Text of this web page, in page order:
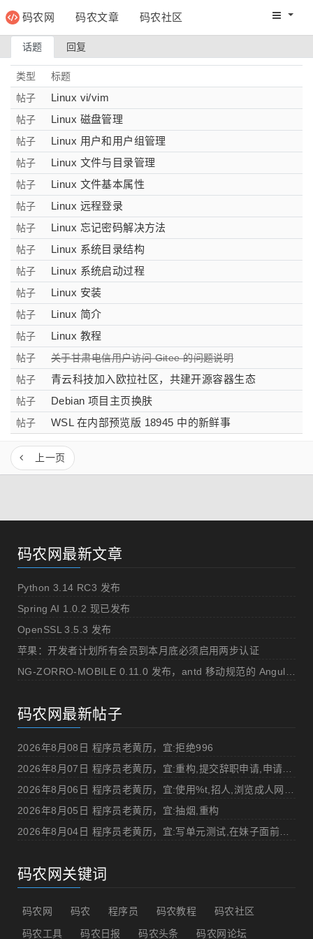
码农网 码农文章 码农社区 码农网
话题 回复
类型
标题
帖子
Linux vi/vim
帖子 Linux 磁盘管理
帖子 Linux 用户和用户组管理
帖子 Linux 文件与目录管理
帖子 Linux 文件基本属性
帖子 Linux 远程登录
帖子 Linux 忘记密码解决方法
帖子 Linux 系统目录结构
帖子 Linux 系统启动过程
帖子 Linux 安装
帖子 Linux 简介
帖子 Linux 教程
帖子
关于甘肃电信用户访问 Gitee 的问题说明
帖子
青云科技加入欧拉社区，共建开源容器生态
帖子 Debian 项目主页换肤
帖子 WSL 在内部预览版 18945 中的新鲜事
上一页
码农网最新文章
Python 3.14 RC3 发布
Spring AI 1.0.2 现已发布
OpenSSL 3.5.3 发布
苹果：开发者计划所有会员到本月底必须启用两步认证
码农网最新帖子
2026年8月08日 程序员老黄历，宜:拒绝996
2026年8月05日 程序员老黄历，宜:抽烟,重构
码农网关键词
码农网 码农 程序员 码农教程
码农社区
码农工具
码农日报 码农头条 码农网论坛